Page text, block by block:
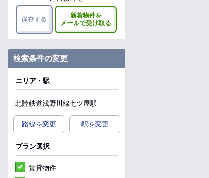
保存する
新着物件を
メールで受け取る
検索条件の変更
エリア・駅
北陸鉄道浅野川線七ツ屋駅
路線を変更 駅を変更
プラン選択
賃貸物件